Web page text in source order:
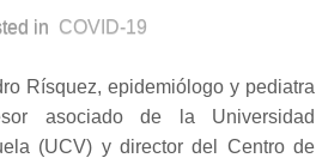
in COVID-19
Rísquez, epidemiólogo y pediatra
asociado de la Universidad
(UCV) y director del Centro de